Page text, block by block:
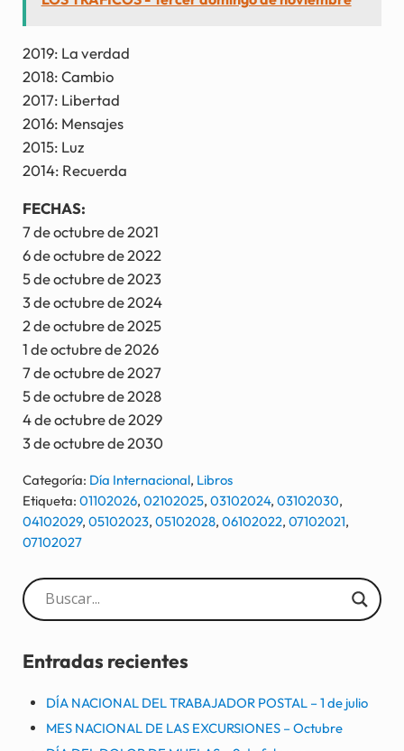
2019: La verdad
2018: Cambio
2017: Libertad
2016: Mensajes
2015: Luz
2014: Recuerda
FECHAS:
7 de octubre de 2021
6 de octubre de 2022
5 de octubre de 2023
3 de octubre de 2024
2 de octubre de 2025
1 de octubre de 2026
7 de octubre de 2027
5 de octubre de 2028
4 de octubre de 2029
3 de octubre de 2030
Categoría: Día Internacional, Libros
Etiqueta: 01102026, 02102025, 03102024, 03102030,
04102029, 05102023, 05102028, 06102022, 07102021,
07102027
Sidebar
Entradas recientes
DÍA NACIONAL DEL TRABAJADOR POSTAL – 1 de julio
MES NACIONAL DE LAS EXCURSIONES – Octubre